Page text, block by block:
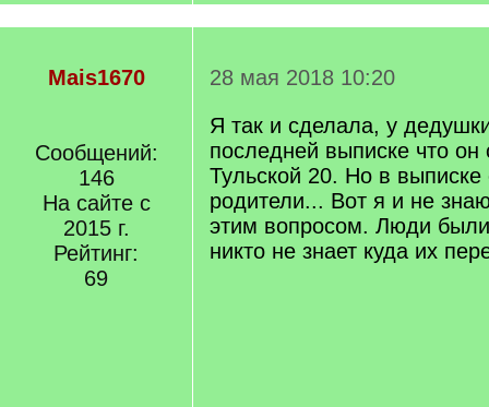
Mais1670
Сообщений:
146
На сайте с
2015 г.
Рейтинг:
69
28 мая 2018 10:20
Я так и сделала, у
последней выписке что
Тульской 20. Но в выписке
родители... Вот я и не
этим вопросом. Люди
никто не знает куда их